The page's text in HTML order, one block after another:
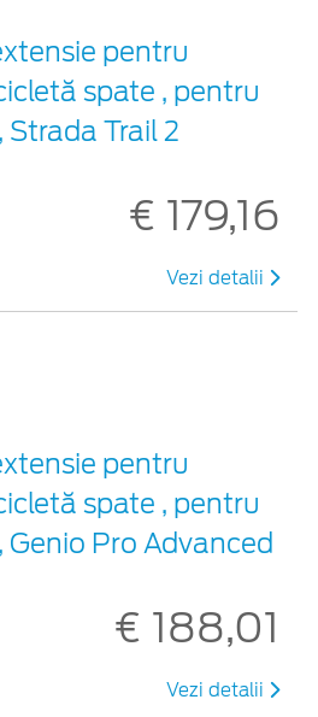
pentru
spate , pentru
Trail 2
€ 179,16
Vezi detalii
pentru
spate , pentru
Pro Advanced
€ 188,01
Vezi detalii